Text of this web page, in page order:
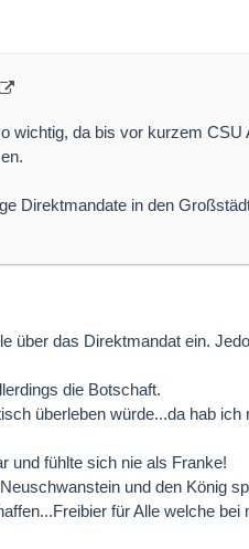
wichtig, da bis vor kurzem CSU
Direktmandate in den
über das Direktmandat ein.
die Botschaft.
überleben würde...da hab ich
und fühlte sich nie als Franke!
und den König
für Alle welche